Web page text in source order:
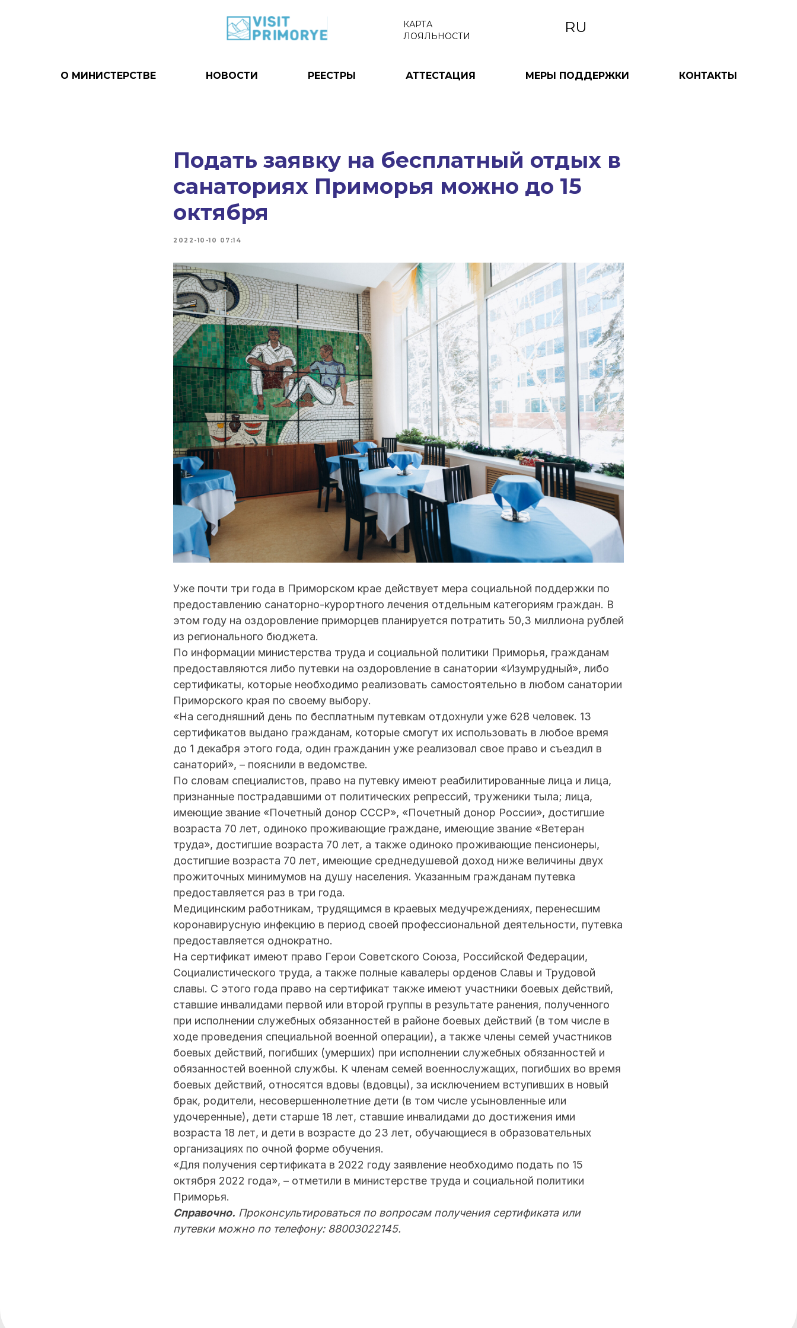
RU
КАРТА
ЛОЯЛЬНОСТИ
О МИНИСТЕРСТВЕ НОВОСТИ РЕЕСТРЫ АТТЕСТАЦИЯ МЕРЫ ПОДДЕРЖКИ КОНТАКТЫ
Подать заявку на бесплатный отдых в
санаториях Приморья можно до 15
октября
2022-10-10 07:14
Уже почти три года в Приморском крае действует мера социальной поддержки по
предоставлению санаторно-курортного лечения отдельным категориям граждан. В
этом году на оздоровление приморцев планируется потратить 50,3 миллиона рублей
из регионального бюджета.
По информации министерства труда и социальной политики Приморья, гражданам
предоставляются либо путевки на оздоровление в санатории «Изумрудный», либо
сертификаты, которые необходимо реализовать самостоятельно в любом санатории
Приморского края по своему выбору.
«На сегодняшний день по бесплатным путевкам отдохнули уже 628 человек. 13
сертификатов выдано гражданам, которые смогут их использовать в любое время
до 1 декабря этого года, один гражданин уже реализовал свое право и съездил в
санаторий», – пояснили в ведомстве.
По словам специалистов, право на путевку имеют реабилитированные лица и лица,
признанные пострадавшими от политических репрессий, труженики тыла; лица,
имеющие звание «Почетный донор СССР», «Почетный донор России», достигшие
возраста 70 лет, одиноко проживающие граждане, имеющие звание «Ветеран
труда», достигшие возраста 70 лет, а также одиноко проживающие пенсионеры,
достигшие возраста 70 лет, имеющие среднедушевой доход ниже величины двух
прожиточных минимумов на душу населения. Указанным гражданам путевка
предоставляется раз в три года.
Медицинским работникам, трудящимся в краевых медучреждениях, перенесшим
коронавирусную инфекцию в период своей профессиональной деятельности, путевка
предоставляется однократно.
На сертификат имеют право Герои Советского Союза, Российской Федерации,
Социалистического труда, а также полные кавалеры орденов Славы и Трудовой
славы. С этого года право на сертификат также имеют участники боевых действий,
ставшие инвалидами первой или второй группы в результате ранения, полученного
при исполнении служебных обязанностей в районе боевых действий (в том числе в
ходе проведения специальной военной операции), а также члены семей участников
боевых действий, погибших (умерших) при исполнении служебных обязанностей и
обязанностей военной службы. К членам семей военнослужащих, погибших во время
боевых действий, относятся вдовы (вдовцы), за исключением вступивших в новый
брак, родители, несовершеннолетние дети (в том числе усыновленные или
удочеренные), дети старше 18 лет, ставшие инвалидами до достижения ими
возраста 18 лет, и дети в возрасте до 23 лет, обучающиеся в образовательных
организациях по очной форме обучения.
«Для получения сертификата в 2022 году заявление необходимо подать по 15
октября 2022 года», – отметили в министерстве труда и социальной политики
Приморья.
Справочно. Проконсультироваться по вопросам получения сертификата или
путевки можно по телефону: 88003022145.